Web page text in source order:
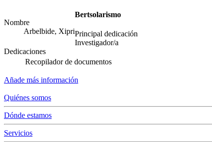
Nombre
Arbelbide, Xipri
Bertsolarismo
Principal dedicación
Investigador/a
Dedicaciones
Recopilador de documentos
Añade más información
Quiénes somos
Dónde estamos
Servicios